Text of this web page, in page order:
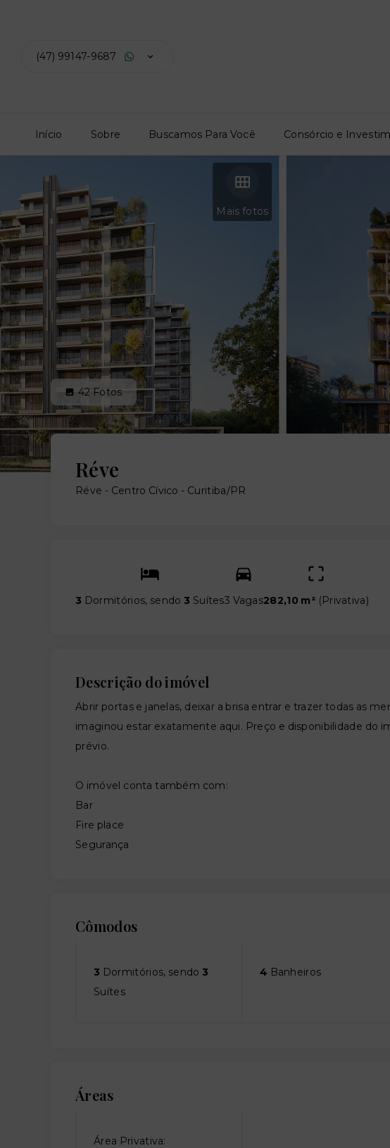
(47) 99147-9687
Início Sobre Buscamos Para Você Consórcio e
Mais fotos
42 Fotos
Réve
Réve - Centro Cívico - Curitiba/PR
3 Dormitórios, sendo 3 Suítes3 Vagas282,10 m² (Privativa)
Descrição do imóvel
Abrir portas e janelas, deixar a brisa entrar e trazer todas as
imaginou estar exatamente aqui. Preço e disponibilidade do
prévio.
O imóvel conta também com:
Bar
Fire place
Segurança
Cômodos
3 Dormitórios, sendo 3
Suítes
4 Banheiros
Áreas
Área Privativa: